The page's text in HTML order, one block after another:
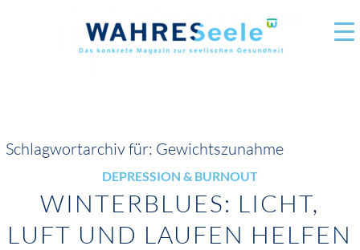
Schlagwortarchiv für: Gewichtszunahme
DEPRESSION & BURNOUT
WINTERBLUES: LICHT,
LUFT UND LAUFEN HELFEN